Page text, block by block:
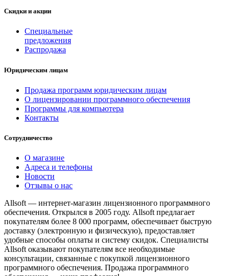
Скидки и акции
Специальные
предложения
Распродажа
Юридическим лицам
Продажа программ юридическим лицам
О лицензировании программного обеспечения
Программы для компьютера
Контакты
Сотрудничество
О магазине
Адреса и телефоны
Новости
Отзывы о нас
Allsoft — интернет-магазин лицензионного программного
обеспечения. Открылся в 2005 году. Allsoft предлагает
покупателям более 8 000 программ, обеспечивает быструю
доставку (электронную и физическую), предоставляет
удобные способы оплаты и систему скидок. Специалисты
Allsoft оказывают покупателям все необходимые
консультации, связанные с покупкой лицензионного
программного обеспечения. Продажа программного